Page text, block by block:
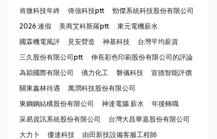
肯微科技年終 倚強科技ptt
勁傑系統科技股份有限公司
2026 連假
美商艾科斯羅ptt
東元電機薪水
國霖機電風評
見安營造 神基科技
台灣平均薪資
三久股份有限公司ptt
伸長彩色印刷股份有限公司的評論
為穎國際有限公司
僑力化工 磐儀科技
宣德智能評價
關東鑫林待遇
萬潤科技股份有限公司
東鋼鋼結構股份有限公司
神達電腦 薪水
年後轉職
采易資訊系統股份有限公司
台灣大昌華嘉股份有限公司
大力卜
優達科技
由田新技設備客服工程師